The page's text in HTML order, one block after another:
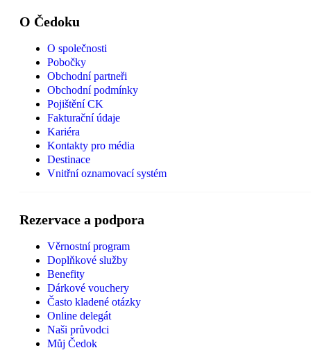
O Čedoku
O společnosti
Pobočky
Obchodní partneři
Obchodní podmínky
Pojištění CK
Fakturační údaje
Kariéra
Kontakty pro média
Destinace
Vnitřní oznamovací systém
Rezervace a podpora
Věrnostní program
Doplňkové služby
Benefity
Dárkové vouchery
Často kladené otázky
Online delegát
Naši průvodci
Můj Čedok